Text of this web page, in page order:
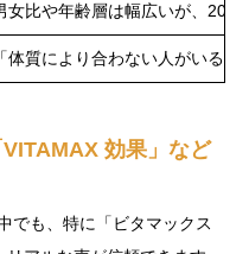
女比や年齢層は幅広いが、20
「体質により合わない人がいる
VITAMAX 効果」など
でも、特に「ビタマックス